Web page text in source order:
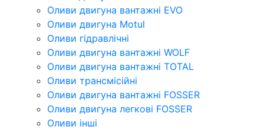
Оливи двигуна вантажні EVO
Оливи двигуна Motul
Оливи гідравлічні
Оливи двигуна вантажні WOLF
Оливи двигуна вантажні TOTAL
Оливи трансмісійні
Оливи двигуна вантажні FOSSER
Оливи двигуна легкові FOSSER
Оливи інші